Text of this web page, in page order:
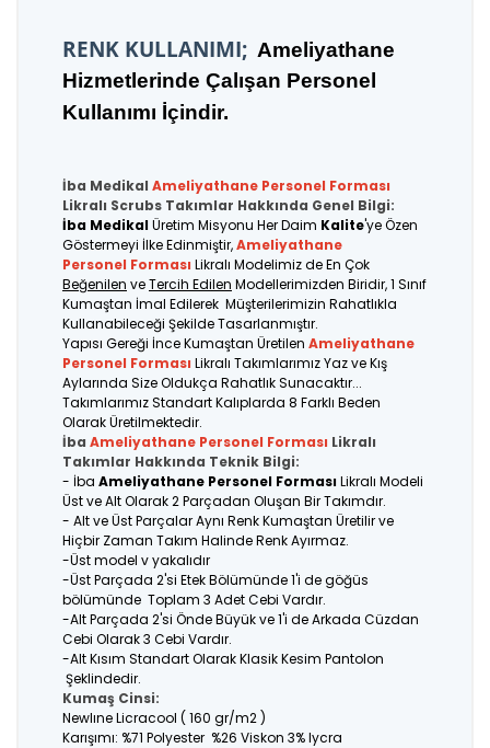
RENK KULLANIMI; Ameliyathane
Hizmetlerinde Çalışan Personel
Kullanımı İçindir.
İba Medikal Ameliyathane Personel Forması
Likralı Scrubs Takımlar Hakkında Genel Bilgi:
İba MedikalÜretim Misyonu Her Daim Kalite'ye Özen
Göstermeyi İlke Edinmiştir,Ameliyathane
Personel Forması Likralı Modelimiz de En Çok
Beğenilen veTercih Edilen Modellerimizden Biridir, 1 Sınıf
Kumaştan İmal Edilerek Müşterilerimizin Rahatlıkla
Kullanabileceği Şekilde Tasarlanmıştır.
Yapısı Gereği İnce Kumaştan Üretilen Ameliyathane
Personel Forması Likralı Takımlarımız Yaz ve Kış
Aylarında Size Oldukça Rahatlık Sunacaktır...
Takımlarımız Standart Kalıplarda 8 Farklı Beden
Olarak Üretilmektedir.
İba Ameliyathane Personel Forması Likralı
Takımlar Hakkında Teknik Bilgi:
- İba Ameliyathane Personel FormasıLikralı Modeli
Üst ve Alt Olarak 2 Parçadan Oluşan Bir Takımdır.
- Alt ve Üst Parçalar Aynı Renk Kumaştan Üretilir ve
Hiçbir Zaman Takım Halinde Renk Ayırmaz.
-Üst model v yakalıdır
-Üst Parçada 2'si Etek Bölümünde 1'i de göğüs
bölümünde Toplam 3 Adet Cebi Vardır.
-Alt Parçada 2'si Önde Büyük ve 1'i de Arkada Cüzdan
Cebi Olarak 3 Cebi Vardır.
-Alt Kısım Standart Olarak Klasik Kesim Pantolon
Şeklindedir.
Kumaş Cinsi:
Newlıne Licracool ( 160 gr/m2 )
Karışımı: %71 Polyester %26 Viskon 3% lycra